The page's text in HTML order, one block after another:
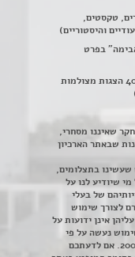
טקסטים,
והיסטוריים)
בפרט
חדר הצפייה מרווח ובו ניתן לצפות ב- 400 הצגות מצולמות
שאיננו מסחרי,
שבאתר הארכיון
שעשינו בתצלומים,
שיודיע לנו על
של בעלי
לצורך שימוש
אינן ידועות על
נעשה על פי
סעיף 27א לחוק זכויות יוצרים תשס"ח-2007. אם לדעתכם